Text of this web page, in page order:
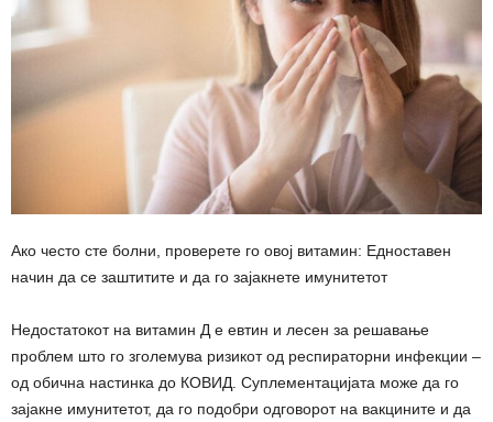
Ако често сте болни, проверете го овој витамин: Едноставен
начин да се заштитите и да го зајакнете имунитетот
Недостатокот на витамин Д е евтин и лесен за решавање
проблем што го зголемува ризикот од респираторни инфекции –
од обична настинка до КОВИД. Суплементацијата може да го
зајакне имунитетот, да го подобри одговорот на вакцините и да